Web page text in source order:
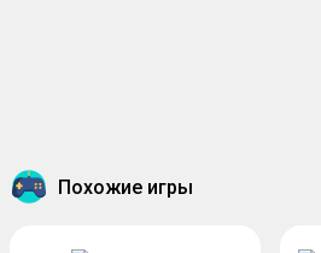
Похожие игры